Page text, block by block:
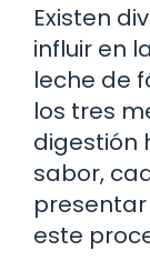
Existen
influir en
leche de
los tres
digestión
sabor,
este